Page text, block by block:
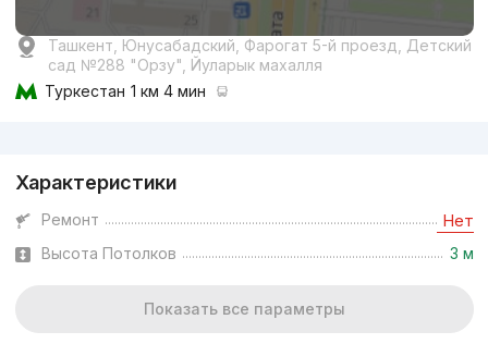
Ташкент, Юнусабадский, Фарогат 5-й проезд, Детский
сад №288 "Орзу", Йуларык махалля
Туркестан 1 км 4 мин
Характеристики
Ремонт Нет
Высота Потолков 3 м
Показать все параметры